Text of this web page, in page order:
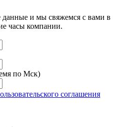
данные и мы свяжемся с вами в
часы компании.
по Мск)
соглашения